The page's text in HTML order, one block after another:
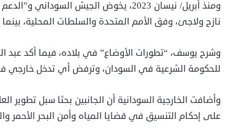
نازح ولاجئ، وفق الأمم المتحدة والسلطات المحلية، بينما
وشرح يوسف، “تطورات الأوضاع” في بلاده، فيما أكد
للحكومة الشرعية في السودان، وترفض أي تدخل خارجي
وأضافت الخارجية السودانية أن الجانبين بحثا سبل تطوير
على إحكام التنسيق في قضايا المياه وأمن البحر الأحمر